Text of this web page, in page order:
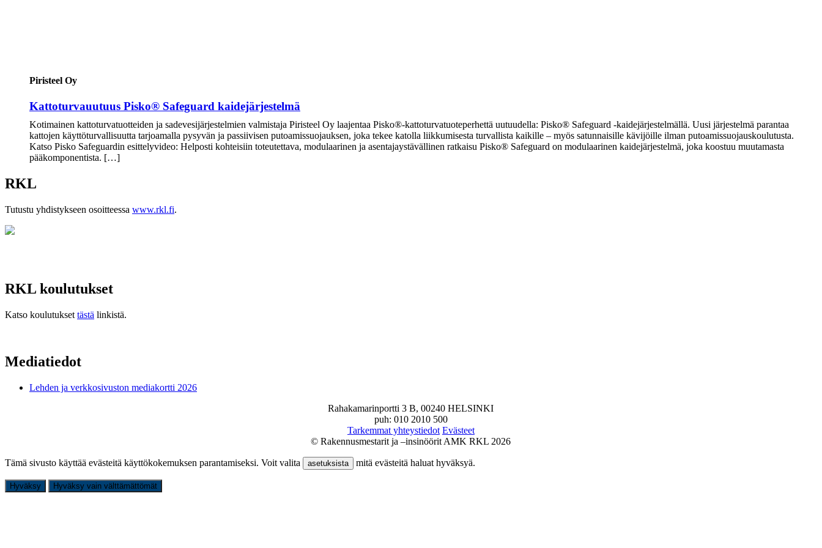
Piristeel Oy
Kattoturvauutuus Pisko® Safeguard kaidejärjestelmä
Kotimainen kattoturvatuotteiden ja sadevesijärjestelmien valmistaja Piristeel Oy laajentaa Pisko®-kattoturvatuoteperhettä uutuudella: Pisko® Safeguard -kaidejärjestelmällä. Uusi järjestelmä parantaa
kattojen käyttöturvallisuutta tarjoamalla pysyvän ja passiivisen putoamissuojauksen, joka tekee katolla liikkumisesta turvallista kaikille – myös satunnaisille kävijöille ilman putoamissuojauskoulutusta.
Katso Pisko Safeguardin esittelyvideo: Helposti kohteisiin toteutettava, modulaarinen ja asentajaystävällinen ratkaisu Pisko® Safeguard on modulaarinen kaidejärjestelmä, joka koostuu muutamasta
pääkomponentista. […]
RKL
Tutustu yhdistykseen osoitteessa www.rkl.fi.
RKL koulutukset
Katso koulutukset tästä linkistä.
Mediatiedot
Lehden ja verkkosivuston mediakortti 2026
Rahakamarinportti 3 B, 00240 HELSINKI
puh: 010 2010 500
Tarkemmat yhteystiedot Evästeet
© Rakennusmestarit ja –insinöörit AMK RKL 2026
Tämä sivusto käyttää evästeitä käyttökokemuksen parantamiseksi. Voit valita asetuksista mitä evästeitä haluat hyväksyä.
Hyväksy Hyväksy vain välttämättömät